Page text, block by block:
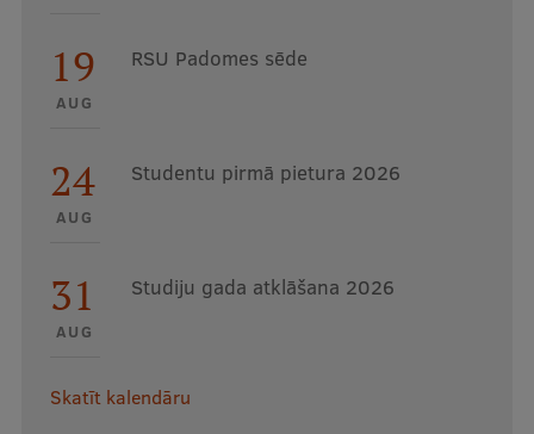
19
AUG
RSU Padomes sēde
24
AUG
Studentu pirmā pietura 2026
31
AUG
Studiju gada atklāšana 2026
Skatīt kalendāru